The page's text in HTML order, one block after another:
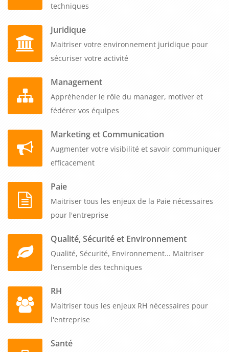
techniques
Juridique
Maitriser votre environnement juridique pour
sécuriser votre activité
Management
Appréhender le rôle du manager, motiver et
fédérer vos équipes
Marketing et Communication
Augmenter votre visibilité et savoir communiquer
efficacement
Paie
Maitriser tous les enjeux de la Paie nécessaires
pour l'entreprise
Qualité, Sécurité et Environnement
Qualité, Sécurité, Environnement... Maitriser
l’ensemble des techniques
RH
Maitriser tous les enjeux RH nécessaires pour
l'entreprise
Santé